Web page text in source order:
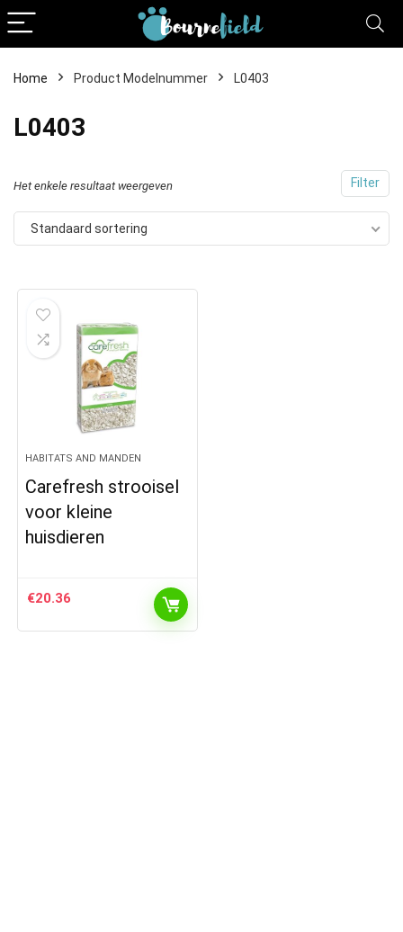
Home Product Modelnummer L0403
L0403
Filter
Het enkele resultaat weergeven
Standaard sortering
HABITATS AND MANDEN
Carefresh strooisel
voor kleine
huisdieren
€20.36